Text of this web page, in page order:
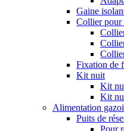
Gaine
Collier pour
Fixation de
Kit nuit
Kit
Kit
Alimentation
Puits de
Pour